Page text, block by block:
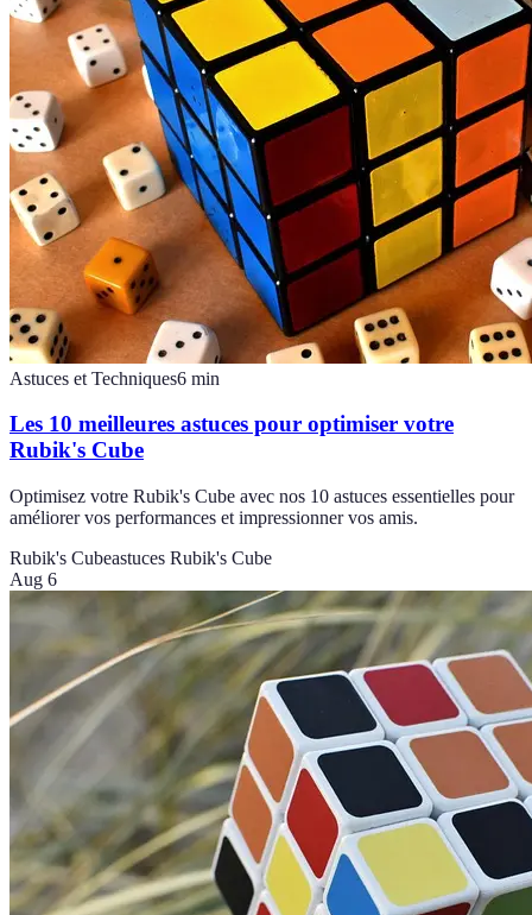
Astuces et Techniques6 min
Les 10 meilleures astuces pour optimiser votre
Rubik's Cube
Optimisez votre Rubik's Cube avec nos 10 astuces essentielles pour
améliorer vos performances et impressionner vos amis.
Rubik's Cubeastuces Rubik's Cube
Aug 6